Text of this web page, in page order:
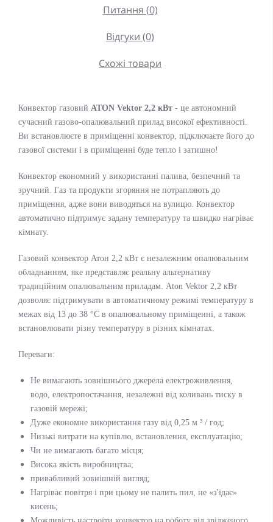
Питання (0)
Відгуки (0)
Схожі товари
Конвектор газовий ATON Vektor 2,2 кВт - це автономний
сучасний газово-опалювальний прилад високої ефективності.
Ви встановлюєте в приміщенні конвектор, підключаєте його до
газової системи і в приміщенні буде тепло і затишно!
Конвектор економний у використанні палива, безпечний та
зручний. Газ та продукти згоряння не потрапляють до
приміщення, адже вони виводяться на вулицю. Конвектор
автоматично підтримує задану температуру та швидко нагріває
кімнату.
Газовий конвектор Атон 2,2 кВт є незалежним опалювальним
обладнанням, яке представляє реальну альтернативу
традиційним опалювальним приладам. Aton Vektor 2,2 кВт
дозволяє підтримувати в автоматичному режимі температуру в
межах від 13 до 38 °С в опалювальному приміщенні, а також
встановлювати різну температуру в різних кімнатах.
Переваги:
Не вимагають зовнішнього джерела електроживлення,
водо, електропостачання, незалежні від коливань тиску в
газовій мережі;
Дуже економне використання газу від 0,25 м ³ / год;
Низькі витрати на купівлю, встановлення, експлуатацію;
Чи не вимагають багато місця;
Висока якість виробництва;
привабливий зовнішній вигляд;
Нагріває повітря і при цьому не палить пил, не «з'їдає»
кисень;